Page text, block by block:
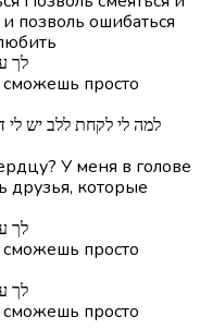
позволь ошибаться
לך
просто
У меня в голове
друзья, которые
לך
просто
לך
просто